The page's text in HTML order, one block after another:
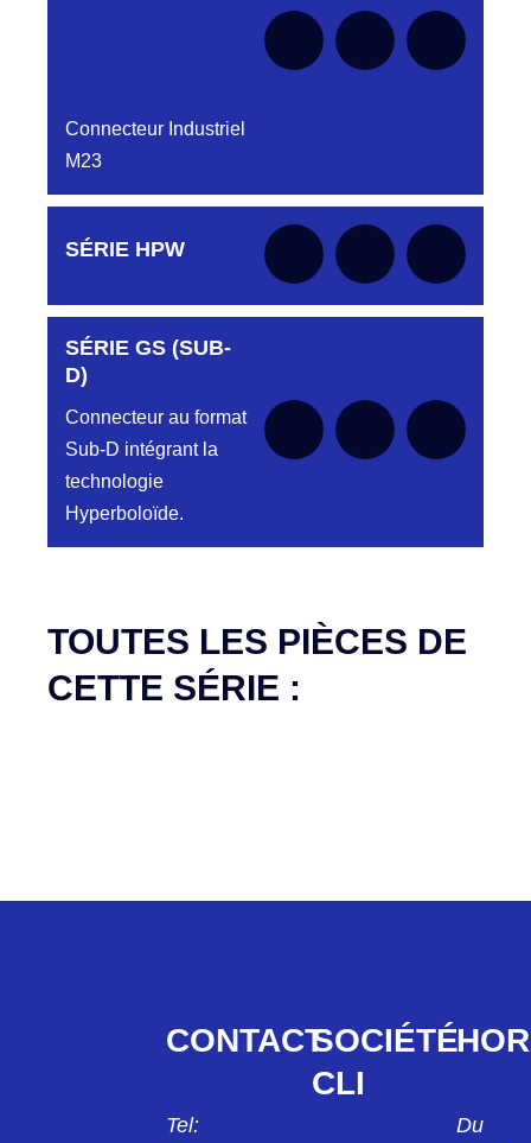
Connecteur Industriel
M23
Aucune pièce disponible pour cette série pour
le moment
SÉRIE HPW
Aucune pièce disponible pour cette série pour
SÉRIE GS (SUB-
D)
Connecteur au format
Sub-D intégrant la
technologie
Hyperboloïde.
TOUTES LES PIÈCES DE
CETTE SÉRIE :
CONTACT
Tel:
SOCIÉTÉ
CLI
Du